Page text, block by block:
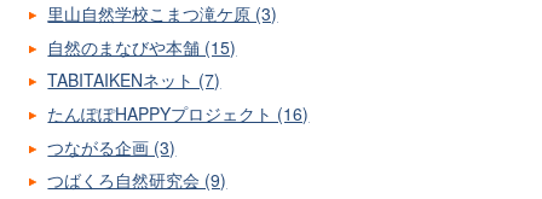
里山自然学校こまつ滝ケ原 (3)
自然のまなびや本舗 (15)
TABITAIKENネット (7)
たんぽぽHAPPYプロジェクト (16)
つながる企画 (3)
つばくろ自然研究会 (9)